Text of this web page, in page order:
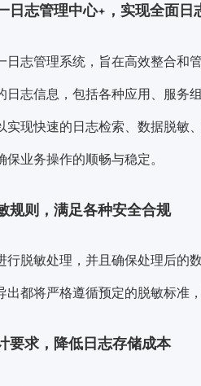
日志管理中心 ，实现全面日
日志管理系统，旨在高效整合和
日志信息，包括各种应用、服务
实现快速的日志检索、数据脱
保业务操作的顺畅与稳定。
规则，满足各种安全合规
行脱敏处理，并且确保处理后的
出都将严格遵循预定的脱敏标准
要求，降低日志存储成本